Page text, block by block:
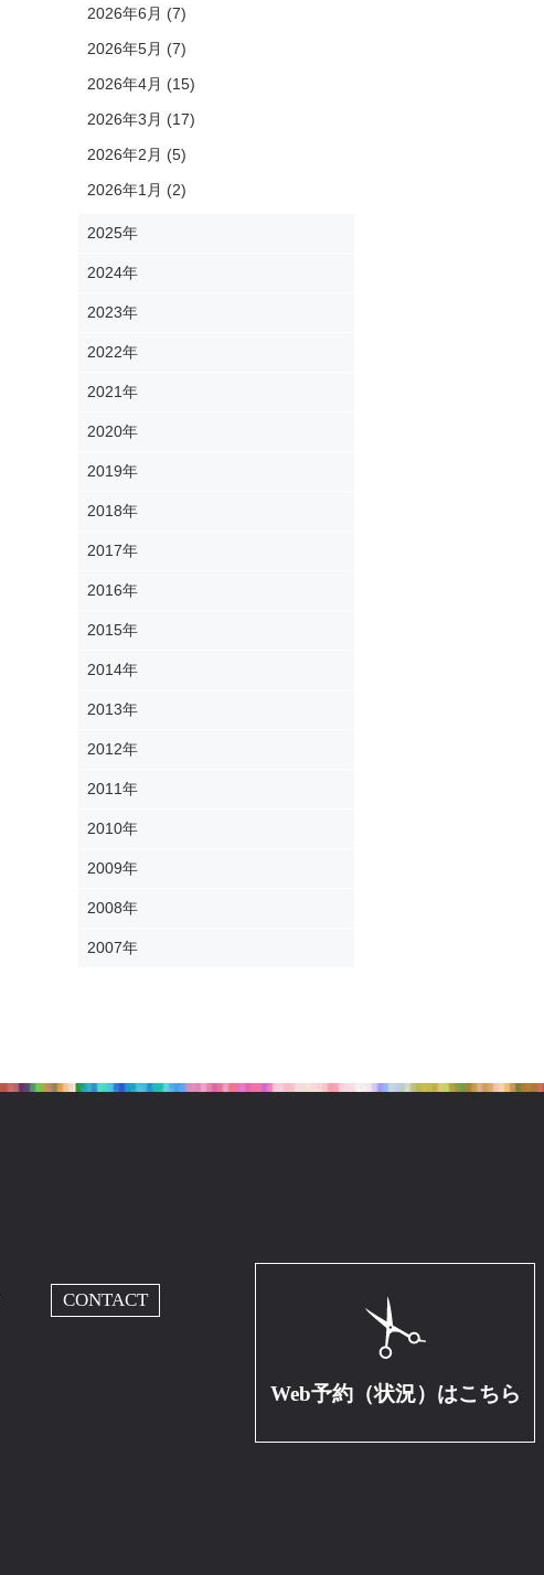
Web予約（状況）はこちら
2026年6月 (7)
2026年5月 (7)
2026年4月 (15)
2026年3月 (17)
2026年2月 (5)
2026年1月 (2)
2025年
2024年
2023年
2022年
2021年
2020年
2019年
2018年
2017年
2016年
2015年
2014年
2013年
2012年
2011年
2010年
2009年
2008年
2007年
CONTACT